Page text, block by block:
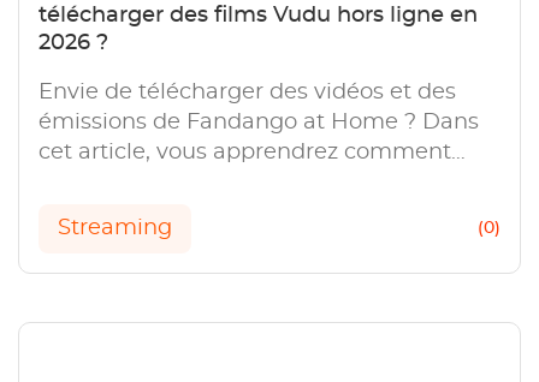
télécharger des films Vudu hors ligne en
2026 ?
Envie de télécharger des vidéos et des
émissions de Fandango at Home ? Dans
cet article, vous apprendrez comment
Streaming (0)